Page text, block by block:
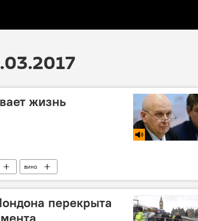
жизнь
вино
перекрыта